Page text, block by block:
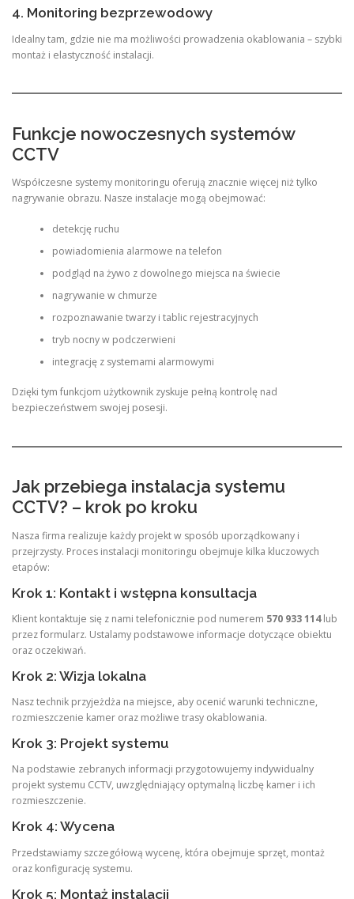
4. Monitoring bezprzewodowy
Idealny tam, gdzie nie ma możliwości prowadzenia okablowania – szybki
montaż i elastyczność instalacji.
Funkcje nowoczesnych systemów
CCTV
Współczesne systemy monitoringu oferują znacznie więcej niż tylko
nagrywanie obrazu. Nasze instalacje mogą obejmować:
detekcję ruchu
powiadomienia alarmowe na telefon
podgląd na żywo z dowolnego miejsca na świecie
nagrywanie w chmurze
rozpoznawanie twarzy i tablic rejestracyjnych
tryb nocny w podczerwieni
integrację z systemami alarmowymi
Dzięki tym funkcjom użytkownik zyskuje pełną kontrolę nad
bezpieczeństwem swojej posesji.
Jak przebiega instalacja systemu
CCTV? – krok po kroku
Nasza firma realizuje każdy projekt w sposób uporządkowany i
przejrzysty. Proces instalacji monitoringu obejmuje kilka kluczowych
etapów:
Krok 1: Kontakt i wstępna konsultacja
Klient kontaktuje się z nami telefonicznie pod numerem 570 933 114lub
przez formularz. Ustalamy podstawowe informacje dotyczące obiektu
oraz oczekiwań.
Krok 2: Wizja lokalna
Nasz technik przyjeżdża na miejsce, aby ocenić warunki techniczne,
rozmieszczenie kamer oraz możliwe trasy okablowania.
Krok 3: Projekt systemu
Na podstawie zebranych informacji przygotowujemy indywidualny
projekt systemu CCTV, uwzględniający optymalną liczbę kamer i ich
rozmieszczenie.
Krok 4: Wycena
Przedstawiamy szczegółową wycenę, która obejmuje sprzęt, montaż
oraz konfigurację systemu.
Krok 5: Montaż instalacji